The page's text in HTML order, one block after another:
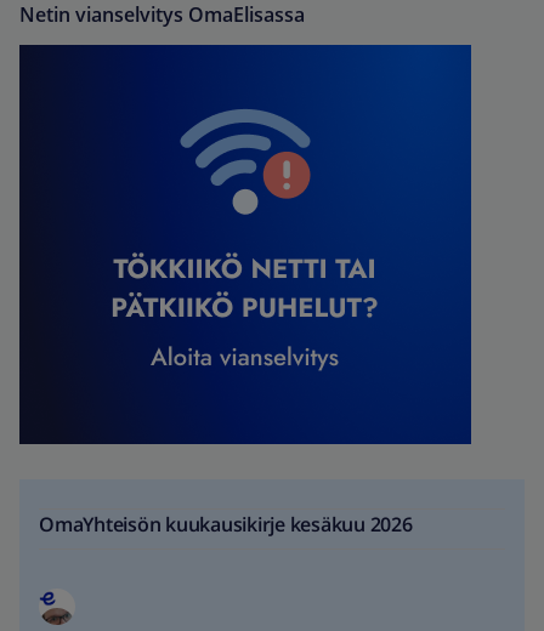
Netin vianselvitys OmaElisassa
OmaYhteisön kuukausikirje kesäkuu 2026